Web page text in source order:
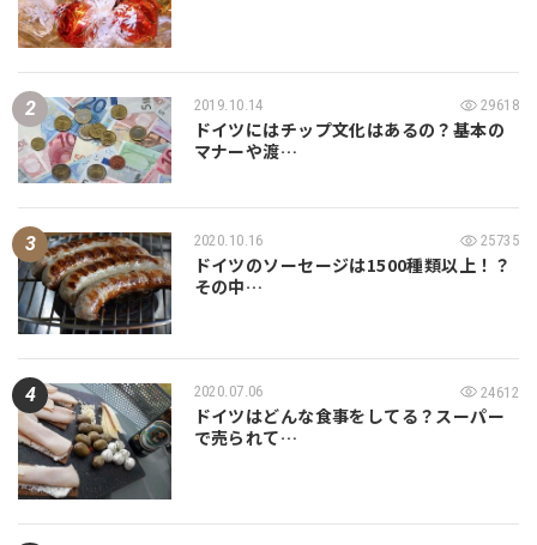
2019.10.14 29618
ドイツにはチップ文化はあるの？基本の
マナーや渡…
2020.10.16 25735
ドイツのソーセージは1500種類以上！？
その中…
2020.07.06 24612
ドイツはどんな食事をしてる？スーパー
で売られて…